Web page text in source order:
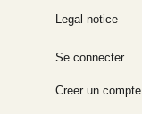
Legal notice
Se connecter
Creer un compte